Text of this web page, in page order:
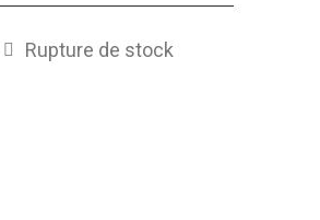
Rupture de stock